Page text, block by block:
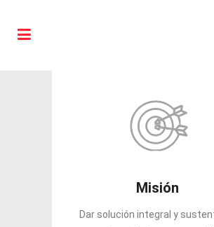
Misión
Dar solución integral y